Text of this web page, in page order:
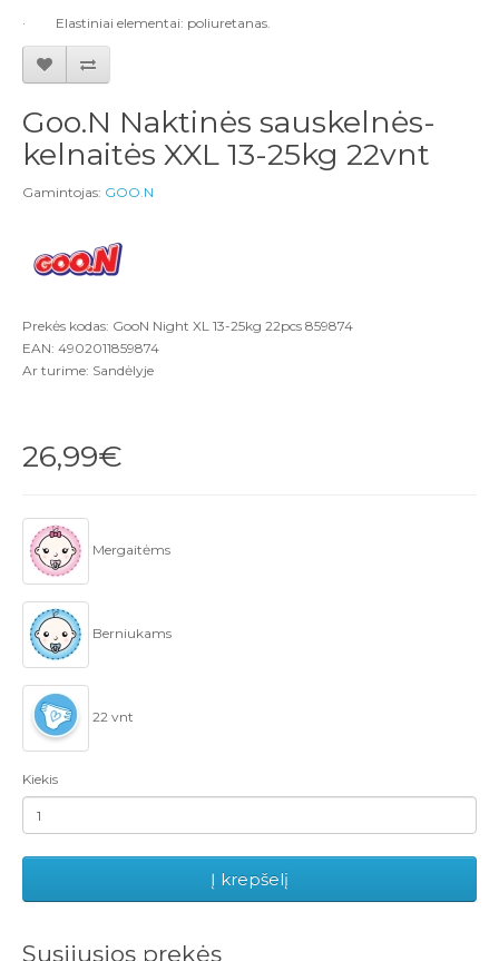
·
Elastiniai elementai: poliuretanas.
Goo.N Naktinės sauskelnės-
kelnaitės XXL 13-25kg 22vnt
Gamintojas: GOO.N
Prekės kodas: GooN Night XL 13-25kg 22pcs 859874
EAN: 4902011859874
Ar turime: Sandėlyje
26,99€
Mergaitėms
Berniukams
22 vnt
Kiekis
Į krepšelį
Susijusios prekės